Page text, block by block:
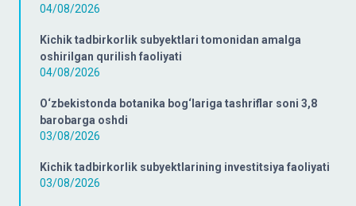
04/08/2026
Kichik tadbirkorlik subyektlari tomonidan amalga
oshirilgan qurilish faoliyati
04/08/2026
O‘zbekistonda botanika bog‘lariga tashriflar soni 3,8
barobarga oshdi
03/08/2026
Kichik tadbirkorlik subyektlarining investitsiya faoliyati
03/08/2026